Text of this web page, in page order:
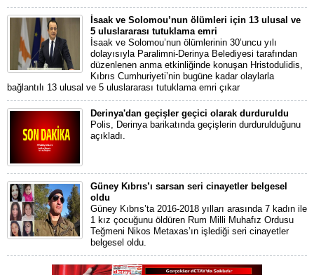
İsaak ve Solomou’nun ölümleri için 13 ulusal ve
5 uluslararası tutuklama emri
İsaak ve Solomou’nun ölümlerinin 30’uncu yılı
dolayısıyla Paralimni-Derinya Belediyesi tarafından
düzenlenen anma etkinliğinde konuşan Hristodulidis,
Kıbrıs Cumhuriyeti’nin bugüne kadar olaylarla
bağlantılı 13 ulusal ve 5 uluslararası tutuklama emri çıkar
Derinya'dan geçişler geçici olarak durduruldu
Polis, Derinya barikatında geçişlerin durdurulduğunu
açıkladı.
Güney Kıbrıs’ı sarsan seri cinayetler belgesel
oldu
Güney Kıbrıs’ta 2016-2018 yılları arasında 7 kadın ile
1 kız çocuğunu öldüren Rum Milli Muhafız Ordusu
Teğmeni Nikos Metaxas’ın işlediği seri cinayetler
belgesel oldu.